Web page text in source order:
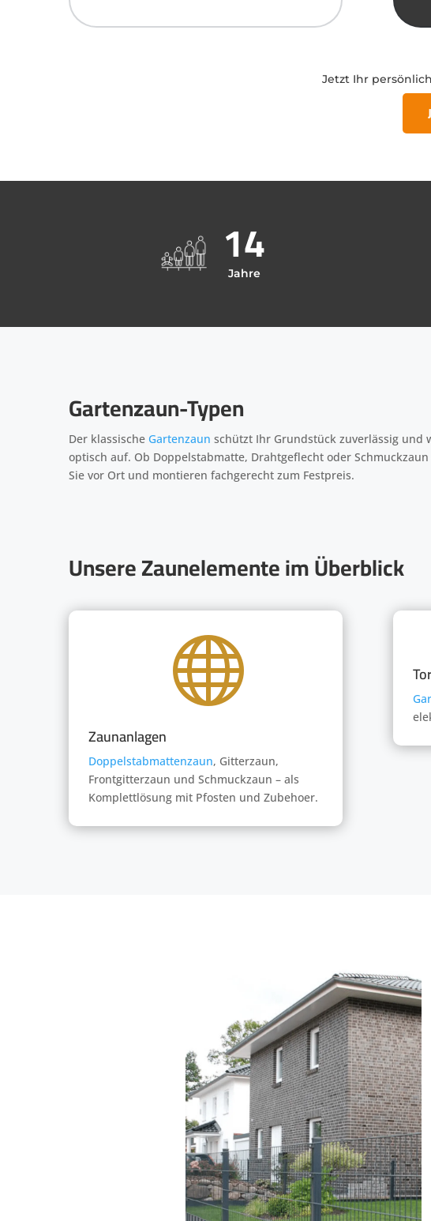
Jetzt Ihr
14
Jahre
Gartenzaun-Typen
Der klassische Gartenzaun schützt Ihr Grundstück zuverlässig und
optisch auf. Ob Doppelstabmatte, Drahtgeflecht oder
Sie vor Ort und montieren fachgerecht zum Festpreis.
Unsere Zaunelemente im Überblick

Zaunanlagen
Doppelstabmattenzaun, Gitterzaun,
Frontgitterzaun und Schmuckzaun – als
Komplettlösung mit Pfosten und Zubehoer.